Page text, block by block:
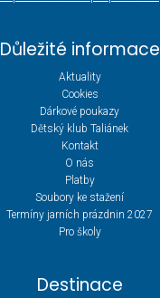
Důležité informace
Aktuality
Cookies
Dárkové poukazy
Dětský klub Taliánek
Kontakt
O nás
Platby
Soubory ke stažení
Termíny jarních prázdnin 2027
Pro školy
Destinace